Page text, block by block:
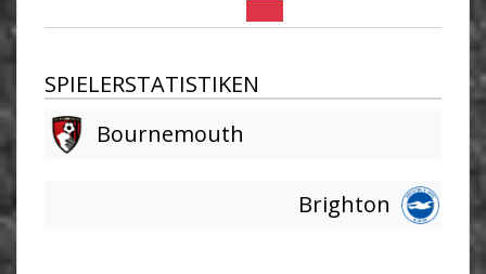
SPIELERSTATISTIKEN
Bournemouth
Brighton